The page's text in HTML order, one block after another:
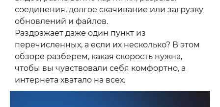
соединения, долгое скачивание или загрузку
обновлений и файлов.
Раздражает даже один пункт из
перечисленных, а если их несколько? В этом
обзоре разберем, какая скорость нужна,
чтобы вы чувствовали себя комфортно, а
интернета хватало на всех.